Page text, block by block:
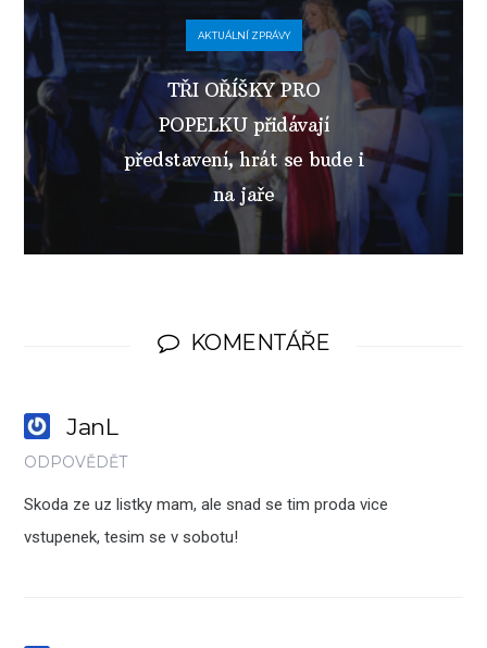
AKTUÁLNÍ ZPRÁVY
TŘI OŘÍŠKY PRO
POPELKU přidávají
představení, hrát se bude i
na jaře
KOMENTÁŘE
JanL
ODPOVĚDĚT
Skoda ze uz listky mam, ale snad se tim proda vice
vstupenek, tesim se v sobotu!